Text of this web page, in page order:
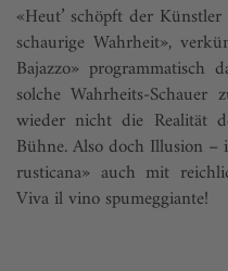
«Heut’ schöpft der
schaurige Wahrheit»,
Bajazzo» programmatisch
solche Wahrheits-Schauer
wieder nicht die Realität
Bühne. Also doch Illusion –
rusticana» auch mit
Viva il vino spumeggiante!